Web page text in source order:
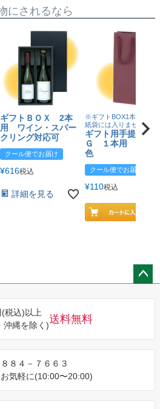
にされるなら
ギフトＢＯＸ 2本
用 ワイン・スパー
クリング対応可
クール便でお届け
¥616税込
詳細を見る
※ギフトBOX1本用はこ
紙袋には入りません
ギフト用手提げＢ
Ｇ １本用 エン
色
クール便でお届け
¥110税込
税込)以上
沖縄を除く)
送料無料
８４－７６６３
気軽に(10:00〜20:00)